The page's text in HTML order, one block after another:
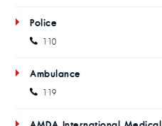
Police
110
Ambulance
119